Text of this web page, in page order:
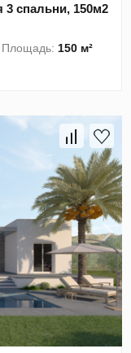
спальни, 150м2
Площадь: 150 м²